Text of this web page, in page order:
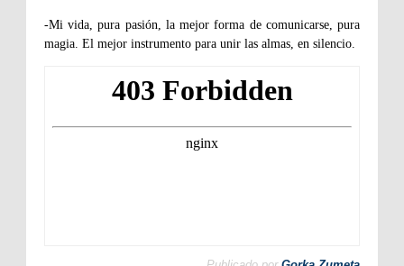
-Mi vida, pura pasión, la mejor forma de comunicarse, pura
magia. El mejor instrumento para unir las almas, en silencio.